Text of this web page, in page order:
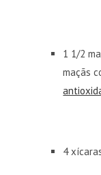
1 1/2
maçãs
4